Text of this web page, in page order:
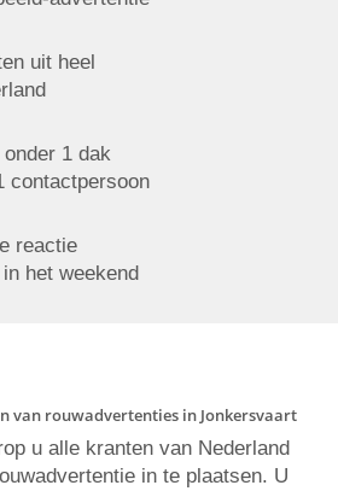
uit heel
1 dak
contactpersoon
reactie
het weekend
van rouwadvertenties in Jonkersvaart
u alle kranten van Nederland
in te plaatsen. U